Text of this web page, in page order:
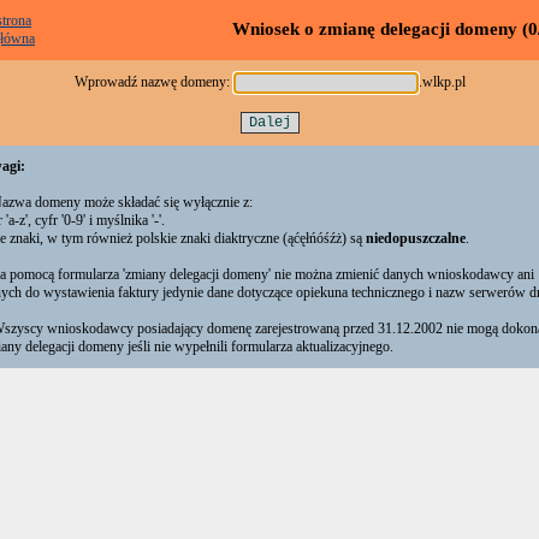
Wniosek o zmianę delegacji domeny
Wprowadź nazwę domeny: .wlkp.pl
domeny może składać się wyłącznie z:
'a-z', cyfr '0-9' i myślnika '-'.
znaki, w tym również polskie znaki diaktryczne (ąćęłńóśźż) są niedopuszczalne.
pomocą formularza 'zmiany delegacji domeny' nie można zmienić danych wnioskodawcy ani
do wystawienia faktury jedynie dane dotyczące opiekuna technicznego i nazw serwerów
wnioskodawcy posiadający domenę zarejestrowaną przed 31.12.2002 nie mogą
delegacji domeny jeśli nie wypełnili formularza aktualizacyjnego.